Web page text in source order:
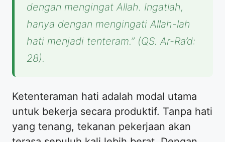
dengan mengingat Allah. Ingatlah,
hanya dengan mengingati Allah-lah
hati menjadi tenteram.” (QS. Ar-Ra’d:
28).
Ketenteraman hati adalah modal utama
untuk bekerja secara produktif. Tanpa hati
yang tenang, tekanan pekerjaan akan